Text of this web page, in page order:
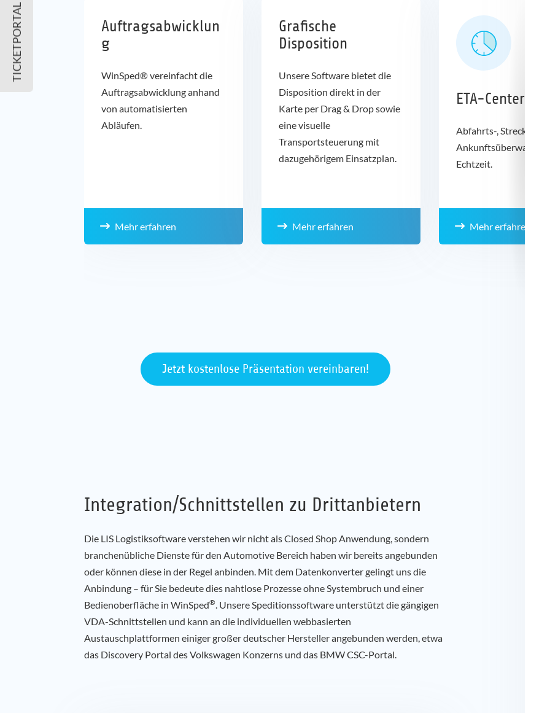
Auftragsabwicklun
g
WinSped® vereinfacht die
Auftragsabwicklung anhand
von automatisierten
Abläufen.
Mehr erfahren
Grafische
Disposition
Unsere Software bietet die
Disposition direkt in der
Karte per Drag & Drop sowie
eine visuelle
Transportsteuerung mit
dazugehörigem Einsatzplan.
Mehr erfahren
ETA-Center
Abfahrts-, Strecken-
Ankunftsüberwachung
Echtzeit.
Mehr erfahren
Jetzt kostenlose Präsentation vereinbaren!
Integration/Schnittstellen zu Drittanbietern
Die LIS Logistiksoftware verstehen wir nicht als Closed Shop Anwendung, sondern
branchenübliche Dienste für den Automotive Bereich haben wir bereits angebunden
oder können diese in der Regel anbinden. Mit dem Datenkonverter gelingt uns die
Anbindung – für Sie bedeute dies nahtlose Prozesse ohne Systembruch und einer
Bedienoberfläche in WinSped®. Unsere Speditionssoftware unterstützt die gängigen
VDA-Schnittstellen und kann an die individuellen webbasierten
Austauschplattformen einiger großer deutscher Hersteller angebunden werden, etwa
das Discovery Portal des Volkswagen Konzerns und das BMW CSC-Portal.
TICKETPORTAL